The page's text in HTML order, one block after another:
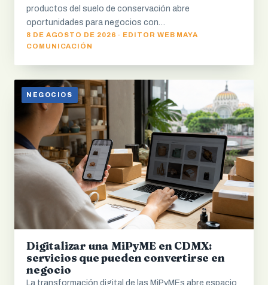
productos del suelo de conservación abre
oportunidades para negocios con…
8 DE AGOSTO DE 2026 · EDITOR WEB MAYA
COMUNICACIÓN
NEGOCIOS
Digitalizar una MiPyME en CDMX:
servicios que pueden convertirse en
negocio
La transformación digital de las MiPyMEs abre espacio